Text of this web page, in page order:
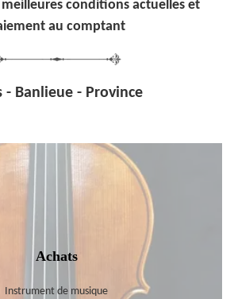
conditions actuelles et
au comptant
- Banlieue - Province
Achats
Instrument de musique